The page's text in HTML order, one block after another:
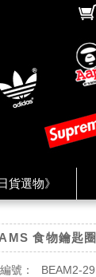
貨選物》
★ Facebook
食物鑰匙圈
號： BEAM2-29